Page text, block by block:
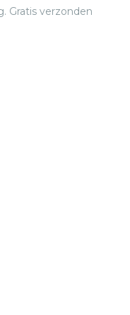
Gratis verzonden